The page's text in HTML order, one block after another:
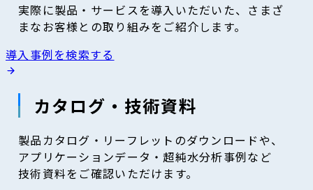
実際に製品・サービスを導入いただいた、さまざ
まなお客様との取り組みをご紹介します。
導入事例を検索する
カタログ・技術資料
製品カタログ・リーフレットのダウンロードや、
アプリケーションデータ・超純水分析事例など
技術資料をご確認いただけます。